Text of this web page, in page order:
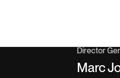
Director
Marc